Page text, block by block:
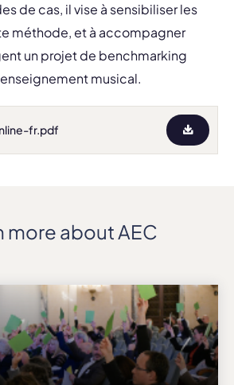
de cas, il vise à sensibiliser les
méthode, et à accompagner
un projet de benchmarking
musical.
fr.pdf
more about AEC